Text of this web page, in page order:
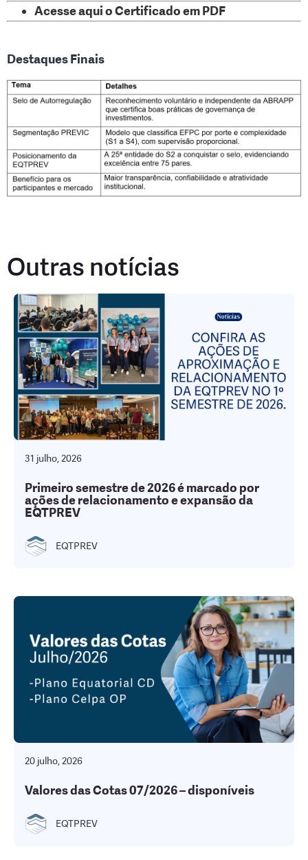
Acesse aqui o Certificado em PDF
Destaques Finais
Outras notícias
31 julho, 2026
Primeiro semestre de 2026 é marcado por
ações de relacionamento e expansão da
EQTPREV
EQTPREV
20 julho, 2026
Valores das Cotas 07/2026 – disponíveis
EQTPREV